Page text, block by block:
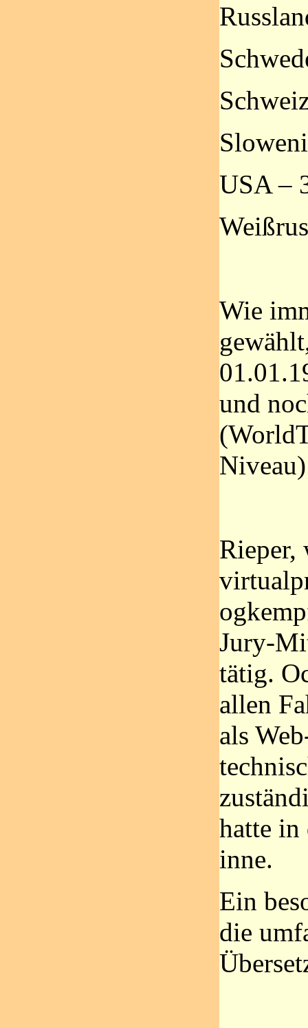
USA –
Wie
und
Rieper,
Jury-
tätig.
allen
als
hatte in
inne.
Ein
die